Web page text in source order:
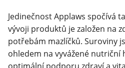
E-shop Veterix
777 319 517 (Po–Pá, 8–15h)
Jedinečnost Applaws spočívá
vývoji produktů je založen na
potřebám mazlíčků. Suroviny
ohledem na vyvážené nutriční